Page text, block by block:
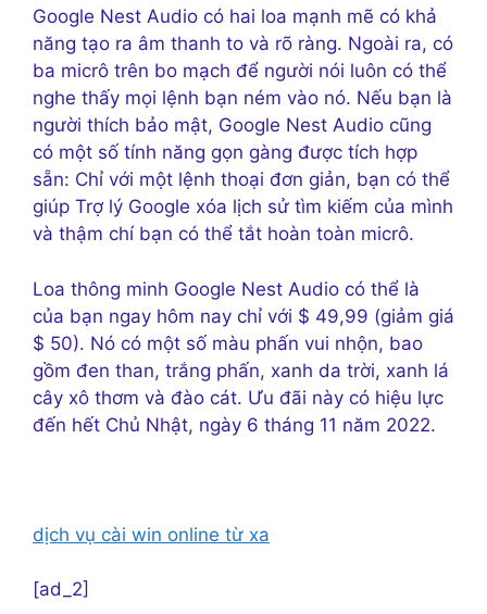
Google Nest Audio có hai loa mạnh mẽ có khả
năng tạo ra âm thanh to và rõ ràng. Ngoài ra, có
ba micrô trên bo mạch để người nói luôn có thể
nghe thấy mọi lệnh bạn ném vào nó. Nếu bạn là
người thích bảo mật, Google Nest Audio cũng
có một số tính năng gọn gàng được tích hợp
sẵn: Chỉ với một lệnh thoại đơn giản, bạn có thể
giúp Trợ lý Google xóa lịch sử tìm kiếm của mình
và thậm chí bạn có thể tắt hoàn toàn micrô.
Loa thông minh Google Nest Audio có thể là
của bạn ngay hôm nay chỉ với $ 49,99 (giảm giá
$ 50). Nó có một số màu phấn vui nhộn, bao
gồm đen than, trắng phấn, xanh da trời, xanh lá
cây xô thơm và đào cát. Ưu đãi này có hiệu lực
đến hết Chủ Nhật, ngày 6 tháng 11 năm 2022.
dịch vụ cài win online từ xa
[ad_2]